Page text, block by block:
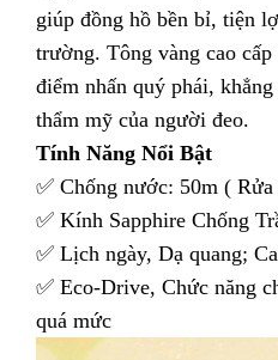
giúp đồng hồ bền bỉ, tiện
trường. Tông vàng cao
điểm nhấn quý phái,
thẩm mỹ của người đeo.
Tính Năng Nổi Bật
✅ Chống nước: 50m (
✅ Kính Sapphire Chống
✅ Lịch ngày, Dạ quang;
✅ Eco-Drive, Chức năng
quá mức